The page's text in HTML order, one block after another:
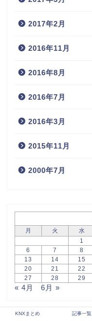
2017年2月
2016年11月
2016年8月
2016年7月
2016年3月
2015年11月
2000年7月
月
火 水
1
6
7 8
13
14 15
20
21 22
27
28 29
« 4月 6月 »
KNXまとめ 記事一覧